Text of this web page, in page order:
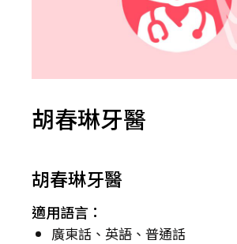
胡春琳牙醫
胡春琳牙醫
適用語言：
廣東話、英語、普通話